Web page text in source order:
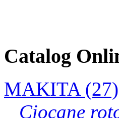
HR2450
FEIN KBM 50 Q
Catalog
MAKITA (27)
Ciocane